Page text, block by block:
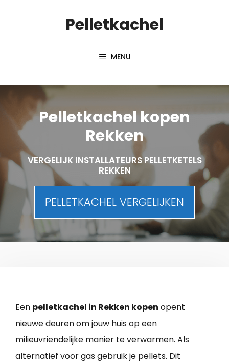
Pelletkachel
MENU
Pelletkachel kopen
Rekken
VERGELIJK INSTALLATEURS PELLETKETELS
REKKEN
PELLETKACHEL VERGELIJKEN
Een pelletkachel in Rekken kopen opent
nieuwe deuren om jouw huis op een
milieuvriendelijke manier te verwarmen. Als
alternatief voor gas gebruik je pellets. Dit